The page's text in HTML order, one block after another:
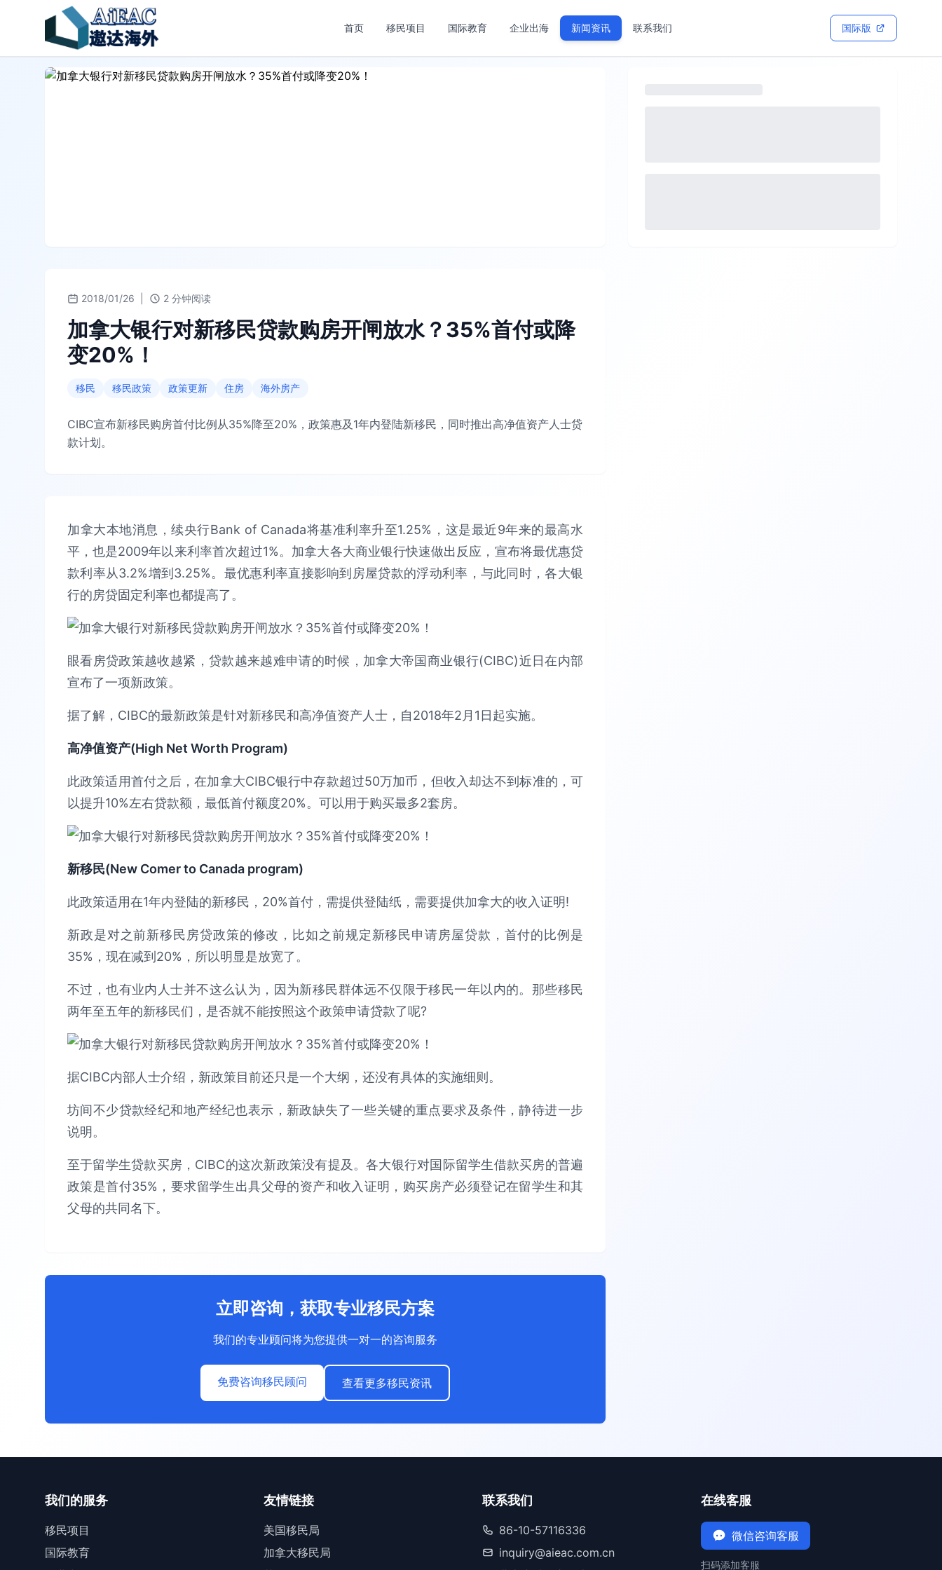
首页 移民项目 国际教育 企业出海 新闻资讯 联系我们 国际版
2018/01/26 2 分钟阅读
加拿大银行对新移民贷款购房开闸放水？35%首付或降
变20%！
移民 移民政策 政策更新 住房 海外房产
CIBC宣布新移民购房首付比例从35%降至20%，政策惠及1年内登陆新移民，同时推出高净值资产人士贷
款计划。
加拿大本地消息，续央行Bank of Canada将基准利率升至1.25%，这是最近9年来的最高水
平，也是2009年以来利率首次超过1%。加拿大各大商业银行快速做出反应，宣布将最优惠贷
款利率从3.2%增到3.25%。最优惠利率直接影响到房屋贷款的浮动利率，与此同时，各大银
行的房贷固定利率也都提高了。
眼看房贷政策越收越紧，贷款越来越难申请的时候，加拿大帝国商业银行(CIBC)近日在内部
宣布了一项新政策。
据了解，CIBC的最新政策是针对新移民和高净值资产人士，自2018年2月1日起实施。
高净值资产(High Net Worth Program)
此政策适用首付之后，在加拿大CIBC银行中存款超过50万加币，但收入却达不到标准的，可
以提升10%左右贷款额，最低首付额度20%。可以用于购买最多2套房。
新移民(New Comer to Canada program)
此政策适用在1年内登陆的新移民，20%首付，需提供登陆纸，需要提供加拿大的收入证明!
新政是对之前新移民房贷政策的修改，比如之前规定新移民申请房屋贷款，首付的比例是
35%，现在减到20%，所以明显是放宽了。
不过，也有业内人士并不这么认为，因为新移民群体远不仅限于移民一年以内的。那些移民
两年至五年的新移民们，是否就不能按照这个政策申请贷款了呢?
据CIBC内部人士介绍，新政策目前还只是一个大纲，还没有具体的实施细则。
坊间不少贷款经纪和地产经纪也表示，新政缺失了一些关键的重点要求及条件，静待进一步
说明。
至于留学生贷款买房，CIBC的这次新政策没有提及。各大银行对国际留学生借款买房的普遍
政策是首付35%，要求留学生出具父母的资产和收入证明，购买房产必须登记在留学生和其
父母的共同名下。
立即咨询，获取专业移民方案
我们的专业顾问将为您提供一对一的咨询服务
免费咨询移民顾问 查看更多移民资讯
我们的服务
移民项目
国际教育
友情链接
美国移民局
加拿大移民局
联系我们
86-10-57116336
inquiry@aieac.com.cn
在线客服
微信咨询客服
扫码添加客服